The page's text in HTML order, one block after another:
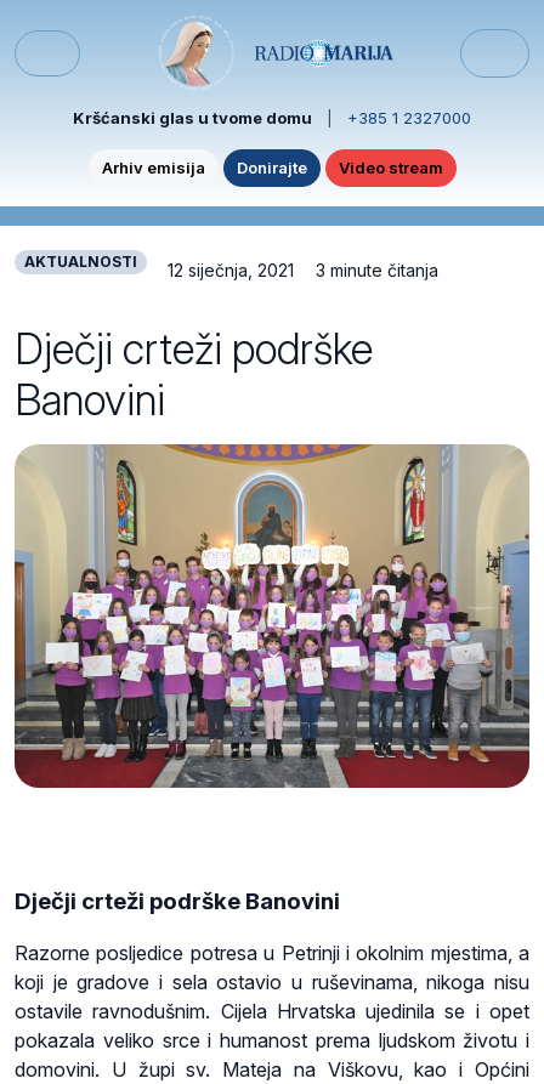
Menu
Kršćanski glas u tvome domu +385 1 2327000
Arhiv emisija Donirajte Video stream
AKTUALNOSTI 12 siječnja, 2021 3 minute čitanja
Dječji crteži podrške
Banovini
Dječji crteži podrške Banovini
Razorne posljedice potresa u Petrinji i okolnim mjestima, a
koji je gradove i sela ostavio u ruševinama, nikoga nisu
ostavile ravnodušnim. Cijela Hrvatska ujedinila se i opet
pokazala veliko srce i humanost prema ljudskom životu i
domovini. U župi sv. Mateja na Viškovu, kao i Općini